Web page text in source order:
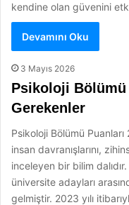
kendine olan güvenini
Devamını Oku
3 Mayıs 2026
Psikoloji Bölümü
Gerekenler
Psikoloji Bölümü
insan davranışlarını,
inceleyen bir bilim
üniversite adayları
gelmiştir. 2023 yılı